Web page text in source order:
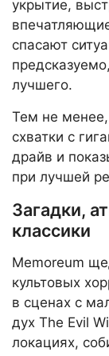
укрытие,
спасают
лучшего.
Тем не
схватки с
драйв и
при лучшей
Загадки,
классики
Memoreum
культовых
в сценах с
дух The Evil
локациях,